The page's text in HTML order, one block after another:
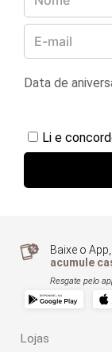
Data de
Li e
Baixe o
acumule
Resgate pelo
Lojas